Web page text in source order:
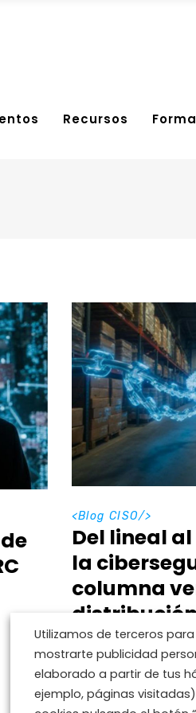
Recursos
<Blog CISO/>
Del lineal
la
columna
En el entorno
ha dejado de ser
administrativo
sistema nervioso
Utilizamos de terceros
mostrarte publicidad
elaborado a partir de tus
ejemplo, páginas